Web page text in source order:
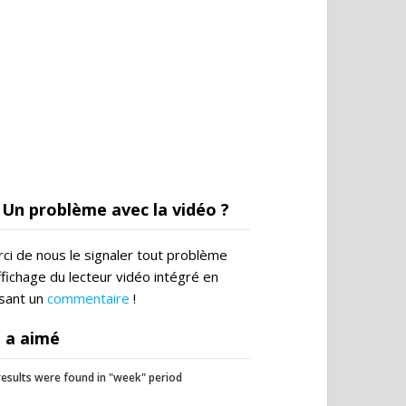
Un problème avec la vidéo ?
de nous le signaler tout problème
du lecteur vidéo intégré en
un commentaire !
a aimé
were found in "week" period